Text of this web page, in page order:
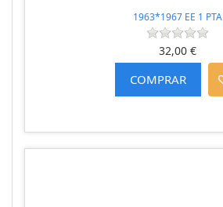
1963*1967 EE 1 PTA
32,00 €